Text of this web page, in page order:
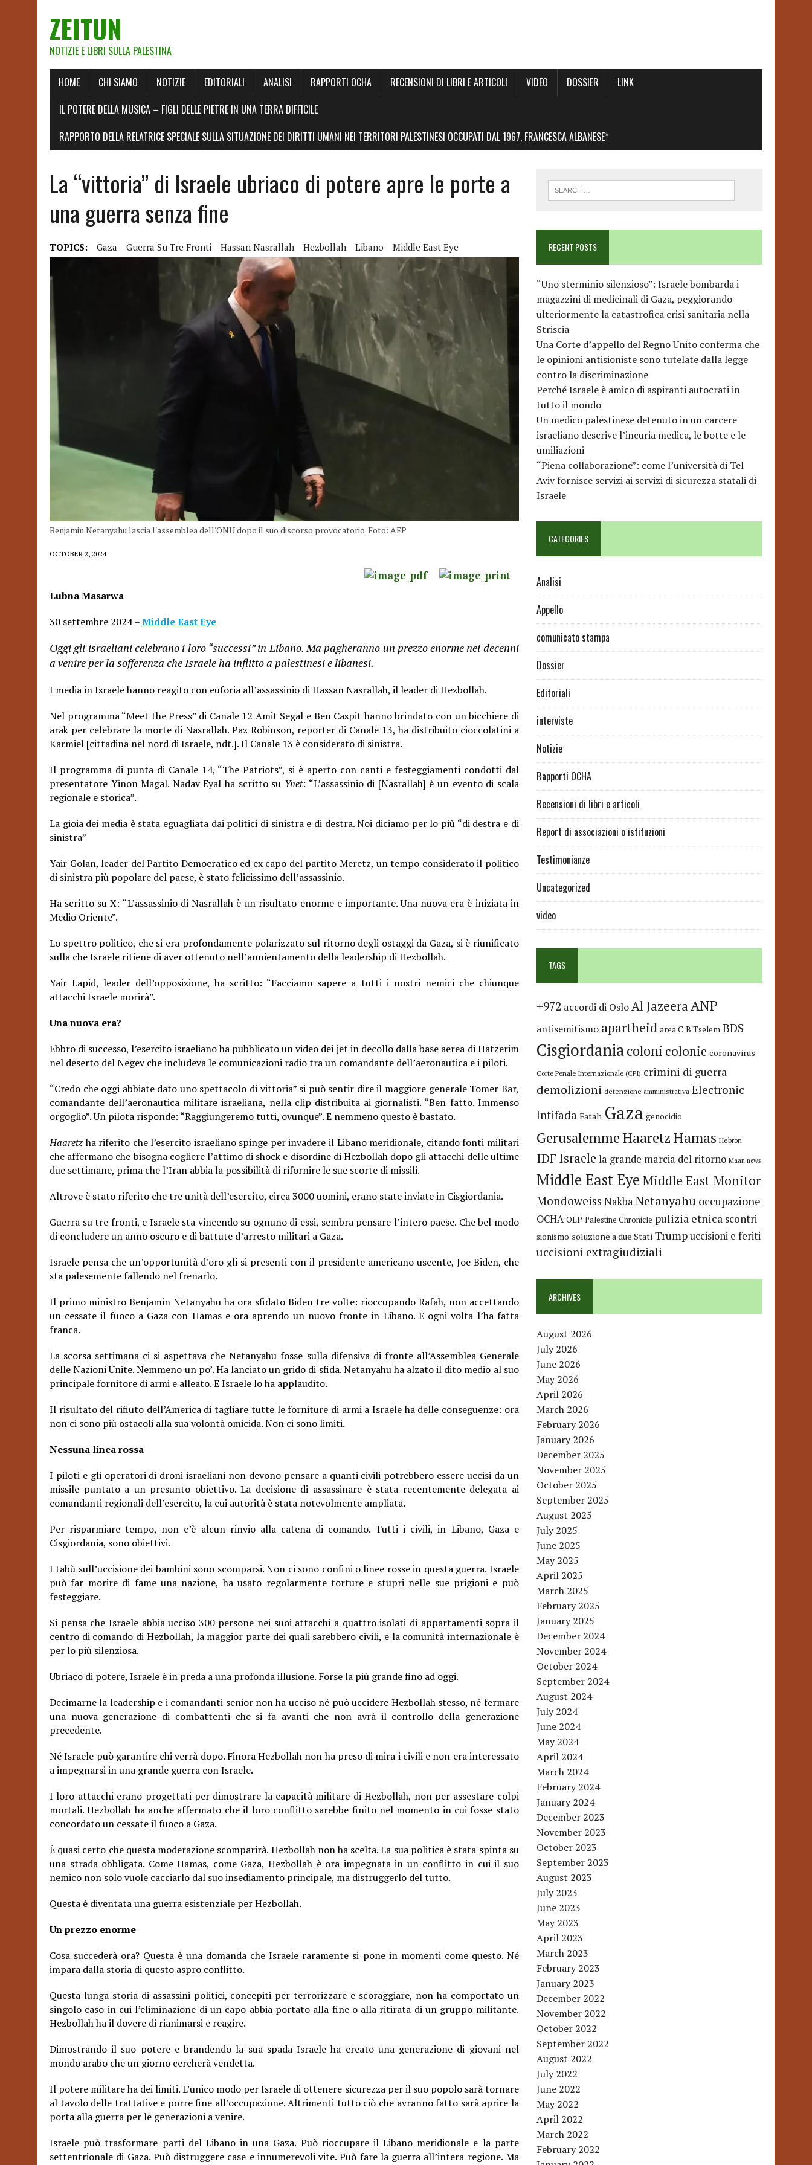
ZEITUN
NOTIZIE E LIBRI SULLA PALESTINA
HOME CHI SIAMO NOTIZIE EDITORIALI ANALISI RAPPORTI OCHA RECENSIONI DI LIBRI E ARTICOLI VIDEO DOSSIER
LINK
IL POTERE DELLA MUSICA – FIGLI DELLE PIETRE IN UNA TERRA DIFFICILE
RAPPORTO DELLA RELATRICE SPECIALE SULLA SITUAZIONE DEI DIRITTI UMANI NEI TERRITORI PALESTINESI OCCUPATI DAL 1967, FRANCESCA ALBANESE*
La “vittoria” di Israele ubriaco di potere apre le porte a
una guerra senza fine
TOPICS: Gaza Guerra Su Tre Fronti Hassan Nasrallah Hezbollah Libano Middle East Eye
Benjamin Netanyahu lascia l'assemblea dell'ONU dopo il suo discorso provocatorio. Foto: AFP
OCTOBER 2, 2024
Lubna Masarwa
30 settembre 2024 –Middle East Eye
Oggi gli israeliani celebrano i loro “successi” in Libano. Ma pagheranno un prezzo enorme nei decenni
a venire per la sofferenza che Israele ha inflitto a palestinesi e libanesi.
I media in Israele hanno reagito con euforia all’assassinio di Hassan Nasrallah, il leader di Hezbollah.
Nel programma “Meet the Press” di Canale 12 Amit Segal e Ben Caspit hanno brindato con un bicchiere di
arak per celebrare la morte di Nasrallah. Paz Robinson, reporter di Canale 13, ha distribuito cioccolatini a
Karmiel [cittadina nel nord di Israele, ndt.]. Il Canale 13 è considerato di sinistra.
Il programma di punta di Canale 14, “The Patriots”, si è aperto con canti e festeggiamenti condotti dal
presentatore Yinon Magal. Nadav Eyal ha scritto su Ynet: “L’assassinio di [Nasrallah] è un evento di scala
regionale e storica”.
La gioia dei media è stata eguagliata dai politici di sinistra e di destra. Noi diciamo per lo più “di destra e di
sinistra”
Yair Golan, leader del Partito Democratico ed ex capo del partito Meretz, un tempo considerato il politico
di sinistra più popolare del paese, è stato felicissimo dell’assassinio.
Ha scritto su X: “L’assassinio di Nasrallah è un risultato enorme e importante. Una nuova era è iniziata in
Medio Oriente”.
Lo spettro politico, che si era profondamente polarizzato sul ritorno degli ostaggi da Gaza, si è riunificato
sulla che Israele ritiene di aver ottenuto nell’annientamento della leadership di Hezbollah.
Yair Lapid, leader dell’opposizione, ha scritto: “Facciamo sapere a tutti i nostri nemici che chiunque
attacchi Israele morirà”.
Una nuova era?
Ebbro di successo, l’esercito israeliano ha pubblicato un video dei jet in decollo dalla base aerea di Hatzerim
nel deserto del Negev che includeva le comunicazioni radio tra un comandante dell’aeronautica e i piloti.
“Credo che oggi abbiate dato uno spettacolo di vittoria” si può sentir dire il maggiore generale Tomer Bar,
comandante dell’aeronautica militare israeliana, nella clip distribuita ai giornalisti. “Ben fatto. Immenso
orgoglio”. Un pilota risponde: “Raggiungeremo tutti, ovunque”.E nemmeno questo è bastato.
Haaretzha riferito che l’esercito israeliano spinge per invadere il Libano meridionale, citando fonti militari
che affermano che bisogna cogliere l’attimo di shock e disordine di Hezbollah dopo gli attacchi delle ultime
due settimane, prima che l’Iran abbia la possibilità di rifornire le sue scorte di missili.
Altrove è stato riferito che tre unità dell’esercito, circa 3000 uomini, erano state inviate in Cisgiordania.
Guerra su tre fronti, e Israele sta vincendo su ognuno di essi, sembra pensare l’intero paese. Che bel modo
di concludere un anno oscuro e di battute d’arresto militari a Gaza.
Israele pensa che un’opportunità d’oro gli si presenti con il presidente americano uscente, Joe Biden, che
sta palesemente fallendo nel frenarlo.
Il primo ministro Benjamin Netanyahu ha ora sfidato Biden tre volte: rioccupando Rafah, non accettando
un cessate il fuoco a Gaza con Hamas e ora aprendo un nuovo fronte in Libano. E ogni volta l’ha fatta
franca.
La scorsa settimana ci si aspettava che Netanyahu fosse sulla difensiva di fronte all’Assemblea Generale
delle Nazioni Unite. Nemmeno un po’. Ha lanciato un grido di sfida. Netanyahu ha alzato il dito medio al suo
principale fornitore di armi e alleato. E Israele lo ha applaudito.
Il risultato del rifiuto dell’America di tagliare tutte le forniture di armi a Israele ha delle conseguenze: ora
non ci sono più ostacoli alla sua volontà omicida.Non ci sono limiti.
Nessuna linea rossa
I piloti e gli operatori di droni israeliani non devono pensare a quanti civili potrebbero essere uccisi da un
missile puntato a un presunto obiettivo. La decisione di assassinare è stata recentemente delegata ai
comandanti regionali dell’esercito, la cui autorità è stata notevolmente ampliata.
Per risparmiare tempo, non c’è alcun rinvio alla catena di comando. Tutti i civili, in Libano, Gaza e
Cisgiordania, sono obiettivi.
I tabù sull’uccisione dei bambini sono scomparsi. Non ci sono confini o linee rosse in questa guerra. Israele
può far morire di fame una nazione, ha usato regolarmente torture e stupri nelle sue prigioni e può
festeggiare.
Si pensa che Israele abbia ucciso 300 persone nei suoi attacchi a quattro isolati di appartamenti sopra il
centro di comando di Hezbollah, la maggior parte dei quali sarebbero civili, e la comunità internazionale è
per lo più silenziosa.
Ubriaco di potere, Israele è in preda a una profonda illusione. Forse la più grande fino ad oggi.
Decimarne la leadership e i comandanti senior non ha ucciso né può uccidere Hezbollah stesso, né fermare
una nuova generazione di combattenti che si fa avanti che non avrà il controllo della generazione
precedente.
Né Israele può garantire chi verrà dopo. Finora Hezbollah non ha preso di mira i civili e non era interessato
a impegnarsi in una grande guerra con Israele.
I loro attacchi erano progettati per dimostrare la capacità militare di Hezbollah, non per assestare colpi
mortali. Hezbollah ha anche affermato che il loro conflitto sarebbe finito nel momento in cui fosse stato
concordato un cessate il fuoco a Gaza.
È quasi certo che questa moderazione scomparirà. Hezbollah non ha scelta. La sua politica è stata spinta su
una strada obbligata. Come Hamas, come Gaza, Hezbollah è ora impegnata in un conflitto in cui il suo
nemico non solo vuole cacciarlo dal suo insediamento principale, ma distruggerlo del tutto.
Questa è diventata una guerra esistenziale per Hezbollah.
Un prezzo enorme
Cosa succederà ora? Questa è una domanda che Israele raramente si pone in momenti come questo. Né
impara dalla storia di questo aspro conflitto.
Questa lunga storia di assassini politici, concepiti per terrorizzare e scoraggiare, non ha comportato un
singolo caso in cui l’eliminazione di un capo abbia portato alla fine o alla ritirata di un gruppo militante.
Hezbollah ha il dovere di rianimarsi e reagire.
Dimostrando il suo potere e brandendo la sua spada Israele ha creato una generazione di giovani nel
mondo arabo che un giorno cercherà vendetta.
Il potere militare ha dei limiti. L’unico modo per Israele di ottenere sicurezza per il suo popolo sarà tornare
al tavolo delle trattative e porre fine all’occupazione. Altrimenti tutto ciò che avranno fatto sarà aprire la
porta alla guerra per le generazioni a venire.
Israele può trasformare parti del Libano in una Gaza. Può rioccupare il Libano meridionale e la parte
settentrionale di Gaza. Può distruggere case e innumerevoli vite. Può fare la guerra all’intera regione. Ma
RECENT POSTS
“Uno sterminio silenzioso”: Israele bombarda i
magazzini di medicinali di Gaza, peggiorando
ulteriormente la catastrofica crisi sanitaria nella
Striscia
Una Corte d’appello del Regno Unito conferma che
le opinioni antisioniste sono tutelate dalla legge
contro la discriminazione
Perché Israele è amico di aspiranti autocrati in
tutto il mondo
Un medico palestinese detenuto in un carcere
israeliano descrive l’incuria medica, le botte e le
umiliazioni
“Piena collaborazione”: come l’università di Tel
Aviv fornisce servizi ai servizi di sicurezza statali di
Israele
CATEGORIES
Analisi
Appello
comunicato stampa
Dossier
Editoriali
interviste
Notizie
Rapporti OCHA
Recensioni di libri e articoli
Report di associazioni o istituzioni
Testimonianze
Uncategorized
video
TAGS
+972 accordi di OsloAl JazeeraANP
antisemitismo apartheid area C B'Tselem BDS
Cisgiordaniacoloni colonie coronavirus
Corte Penale Internazionale (CPI) crimini di guerra
demolizioni detenzione amministrativa Electronic
Intifada Fatah Gaza genocidio
GerusalemmeHaaretzHamas Hebron
IDF Israele la grande marcia del ritorno Maan news
Middle East Eye Middle East Monitor
Mondoweiss Nakba Netanyahu occupazione
OCHA OLP Palestine Chronicle pulizia etnica scontri
sionismo soluzione a due Stati Trumpuccisioni e feriti
uccisioni extragiudiziali
ARCHIVES
August 2026
July 2026
June 2026
May 2026
April 2026
March 2026
February 2026
January 2026
December 2025
November 2025
October 2025
September 2025
August 2025
July 2025
June 2025
May 2025
April 2025
March 2025
February 2025
January 2025
December 2024
November 2024
October 2024
September 2024
August 2024
July 2024
June 2024
May 2024
April 2024
March 2024
February 2024
January 2024
December 2023
November 2023
October 2023
September 2023
August 2023
July 2023
June 2023
May 2023
April 2023
March 2023
February 2023
January 2023
December 2022
November 2022
October 2022
September 2022
August 2022
July 2022
June 2022
May 2022
April 2022
March 2022
February 2022